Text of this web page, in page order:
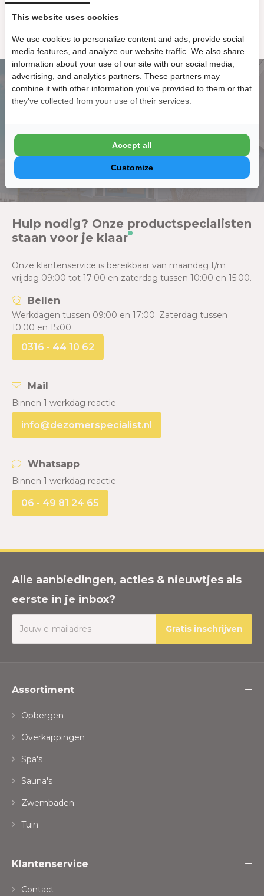
Compleet assortiment voor de zomer
Kom langs in onze showroom!
09:00 t/m 17:00 en op zaterdag van 10:00 t/m 15:00.
Hulp nodig? Onze productspecialisten
staan voor je klaar
Onze klantenservice is bereikbaar van maandag t/m
vrijdag 09:00 tot 17:00 en zaterdag tussen 10:00 en 15:00.
Bellen
Werkdagen tussen 09:00 en 17:00. Zaterdag tussen
10:00 en 15:00.
0316 - 44 10 62
Mail
Binnen 1 werkdag reactie
info@dezomerspecialist.nl
Whatsapp
Binnen 1 werkdag reactie
06 - 49 81 24 65
Alle aanbiedingen, acties & nieuwtjes als
eerste in je inbox?
Gratis inschrijven
Assortiment
Opbergen
Overkappingen
Spa's
Sauna's
Zwembaden
Tuin
Klantenservice
Contact
This website uses cookies
We use cookies to personalize content and ads, provide social
media features, and analyze our website traffic. We also share
information about your use of our site with our social media,
advertising, and analytics partners. These partners may
combine it with other information you've provided to them or that
they've collected from your use of their services.
Customize
Accept all